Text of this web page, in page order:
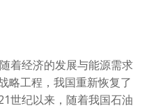
经济的发展与能源需求
略工程，我国重新恢复了
世纪以来，随着我国石油